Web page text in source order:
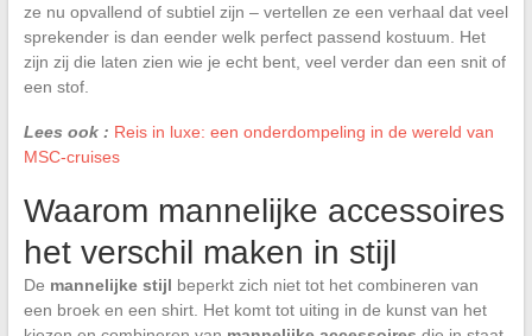
ze nu opvallend of subtiel zijn – vertellen ze een verhaal dat veel
sprekender is dan eender welk perfect passend kostuum. Het
zijn zij die laten zien wie je echt bent, veel verder dan een snit of
een stof.
Lees ook : Reis in luxe: een onderdompeling in de wereld van
MSC-cruises
Waarom mannelijke accessoires
het verschil maken in stijl
De mannelijke stijl beperkt zich niet tot het combineren van
een broek en een shirt. Het komt tot uiting in de kunst van het